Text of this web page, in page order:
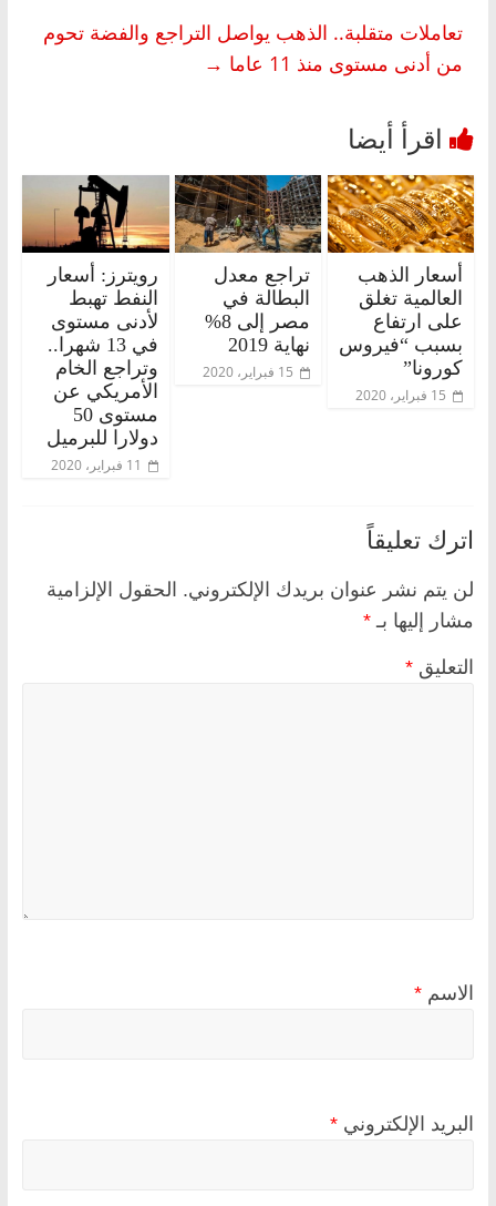
تعاملات متقلبة.. الذهب يواصل التراجع والفضة تحوم
من أدنى مستوى منذ 11 عاما
→
أسعار الذهب
العالمية تغلق
على ارتفاع
بسبب “فيروس
كورونا”
15 فبراير، 2020
تراجع معدل
البطالة في
مصر إلى 8%
نهاية 2019
15 فبراير، 2020
رويترز: أسعار
النفط تهبط
لأدنى مستوى
في 13 شهرا..
وتراجع الخام
الأمريكي عن
مستوى 50
دولارا للبرميل
11 فبراير، 2020
اترك تعليقاً
لن يتم نشر عنوان بريدك الإلكتروني. الحقول الإلزامية
مشار إليها بـ *
التعليق *
الاسم *
البريد الإلكتروني *